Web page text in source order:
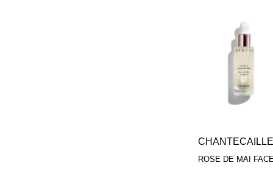
CHANTECAILLE
ROSE DE MAI